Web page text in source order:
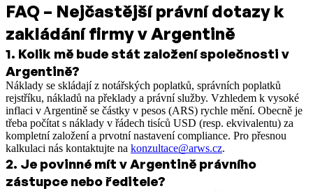
FAQ – Nejčastější právní dotazy k
zakládání firmy v Argentině
1. Kolik mě bude stát založení společnosti v
Argentině?
Náklady se skládají z notářských poplatků, správních poplatků
rejstříku, nákladů na překlady a právní služby. Vzhledem k vysoké
inflaci v Argentině se částky v pesos (ARS) rychle mění. Obecně je
třeba počítat s náklady v řádech tisíců USD (resp. ekvivalentu) za
kompletní založení a prvotní nastavení compliance. Pro přesnou
kalkulaci nás kontaktujte na konzultace@arws.cz.
2. Je povinné mít v Argentině právního
zástupce nebo ředitele?